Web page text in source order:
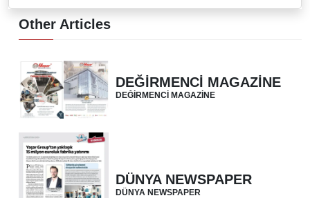
Other Articles
DEĞİRMENCİ MAGAZİNE
DEĞİRMENCİ MAGAZİNE
DÜNYA NEWSPAPER
DÜNYA NEWSPAPER